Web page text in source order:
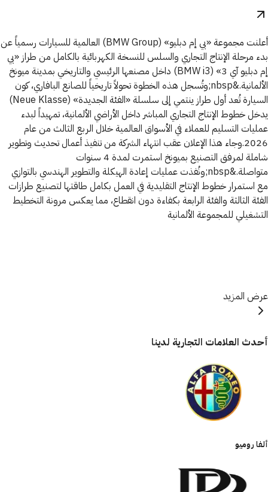
أعلنت مجموعة «بي إم دبليو» (BMW Group) العالمية للسيارات رسمياً عن
بدء مرحلة الإنتاج التجاري والسلس للنسخة الكهربائية بالكامل من طراز «بي
إم دبليو آي 3» (BMW i3) داخل مصنعها الرئيسي والتاريخي بمدينة ميونخ
الألمانية.&nbsp;وتُسجل هذه الخطوة تحولاً تاريخياً للصانع البافاري، كون
السيارة تُعد أول طراز ينتمي إلى سلسلة «الفئة الجديدة» (Neue Klasse)
يدخل خطوط الإنتاج التجاري المباشر داخل الأراضي الألمانية، تمهيداً لبدء
عمليات التسليم للعملاء في الأسواق العالمية خلال الربع الثالث من عام
2026.وجاء هذا الإعلان عقب انتهاء الشركة من تنفيذ أعمال تحديث وتطوير
شاملة لمرفق التصنيع بميونخ استمرت لمدة 4 سنوات
متواصلة.&nbsp;ونُفذت عمليات إعادة الهيكلة والتطوير الهندسي بالتوازي
مع استمرار خطوط الإنتاج التقليدية في العمل بكامل طاقتها لتصنيع طرازات
الفئة الثالثة والفئة الرابعة بكفاءة دون انقطاع، مما يعكس مرونة التخطيط
التشغيلي للمجموعة الألمانية
عرض المزيد
أحدث العلامات التجارية لدينا
ألفا روميو